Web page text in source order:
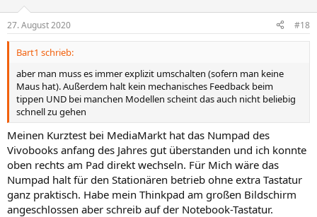
27. August 2020 #18
Bart1 schrieb:
aber man muss es immer explizit umschalten (sofern man keine
Maus hat). Außerdem halt kein mechanisches Feedback beim
tippen UND bei manchen Modellen scheint das auch nicht beliebig
schnell zu gehen
Meinen Kurztest bei MediaMarkt hat das Numpad des
Vivobooks anfang des Jahres gut überstanden und ich konnte
oben rechts am Pad direkt wechseln. Für Mich wäre das
Numpad halt für den Stationären betrieb ohne extra Tastatur
ganz praktisch. Habe mein Thinkpad am großen Bildschirm
angeschlossen aber schreib auf der Notebook-Tastatur.